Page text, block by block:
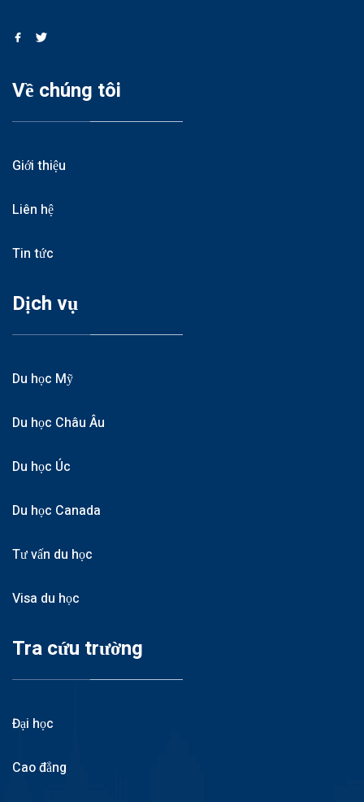
Về chúng tôi
Giới thiệu
Liên hệ
Tin tức
Dịch vụ
Du học Mỹ
Du học Châu Âu
Du học Úc
Du học Canada
Tư vấn du học
Visa du học
Tra cứu trường
Đại học
Cao đẳng